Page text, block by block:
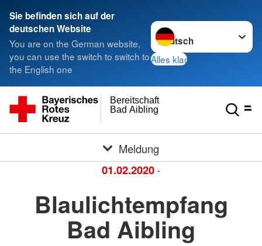
Sie befinden sich auf der
deutschen Website
You are on the German website,
you can use the switch to switch to
the English one
Sprache wechseln zu
Alles klar
Bad Aibling
Bereitschaft
Meldung
01.02.2020 ·
Blaulichtempfang
Bad Aibling